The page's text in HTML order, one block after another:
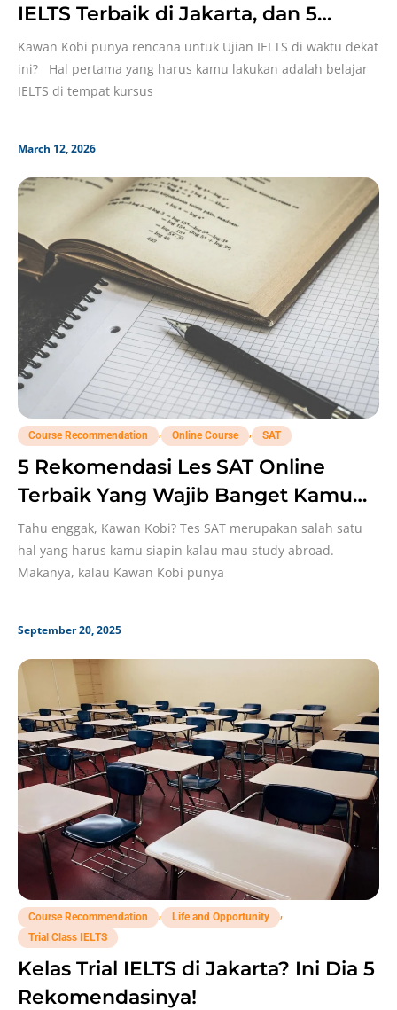
IELTS Terbaik di Jakarta, dan 5
Strategi Dalam Memilihnya!
Kawan Kobi punya rencana untuk Ujian IELTS di waktu dekat
ini? Hal pertama yang harus kamu lakukan adalah belajar
IELTS di tempat kursus
March 12, 2026
Course Recommendation Online Course SAT
5 Rekomendasi Les SAT Online
Terbaik Yang Wajib Banget Kamu
Tahu!
Tahu enggak, Kawan Kobi? Tes SAT merupakan salah satu
hal yang harus kamu siapin kalau mau study abroad.
Makanya, kalau Kawan Kobi punya
September 20, 2025
Course Recommendation Life and Opportunity
Trial Class IELTS
Kelas Trial IELTS di Jakarta? Ini Dia 5
Rekomendasinya!